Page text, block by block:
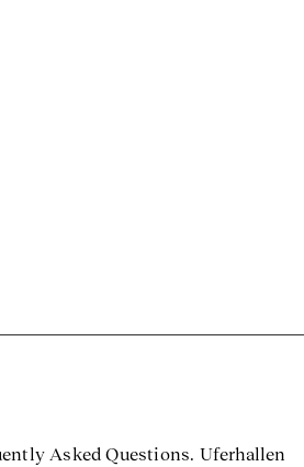
Asked Questions. Uferhallen